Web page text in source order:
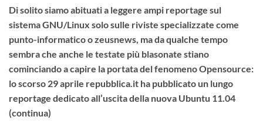
Di solito siamo abituati a leggere ampi reportage sul
sistema GNU/Linux solo sulle riviste specializzate come
punto-informatico o zeusnews, ma da qualche tempo
sembra che anche le testate più blasonate stiano
cominciando a capire la portata del fenomeno Opensource:
lo scorso 29 aprile repubblica.it ha pubblicato un lungo
reportage dedicato all’uscita della nuova Ubuntu 11.04
(continua)